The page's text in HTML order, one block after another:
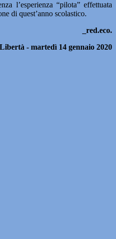
l’esperienza “pilota” effettuata
di quest’anno scolastico.
_red.eco.
- martedì 14 gennaio 2020